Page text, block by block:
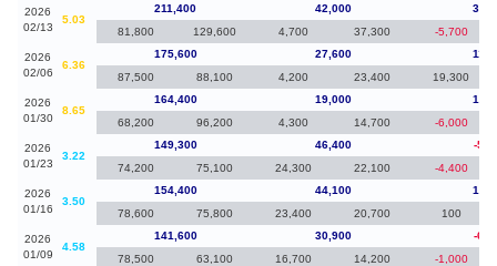
2026
02/13
5.03
211,400 42,000
81,800
129,600 4,700 37,300 -5,700
2026
02/06
6.36
175,600 27,600
87,500
88,100 4,200 23,400 19,300
2026
01/30
8.65
164,400 19,000
68,200
96,200 4,300 14,700 -6,000
2026
01/23
3.22
149,300 46,400
-
74,200
75,100 24,300 22,100 -4,400
2026
01/16
3.50
154,400 44,100
78,600
75,800 23,400 20,700 100
2026
01/09
4.58
141,600 30,900
-
78,500
63,100 16,700 14,200 -1,000